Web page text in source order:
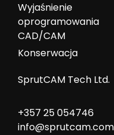
Wyjaśnienie
oprogramowania
CAD/CAM
Konserwacja
SprutCAM Tech Ltd.
+357 25 054746
info@sprutcam.com